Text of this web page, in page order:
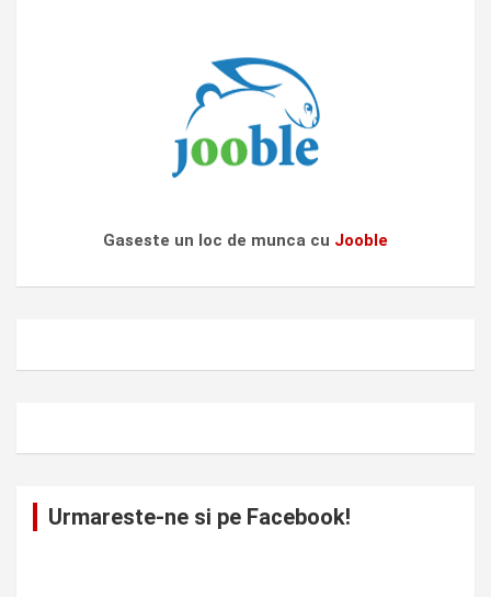
Gaseste un loc de munca cu Jooble
Urmareste-ne si pe Facebook!